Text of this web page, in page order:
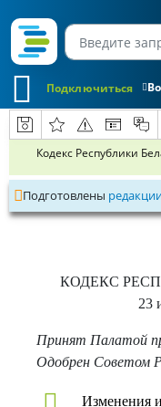
Подключиться
Кодекс Республики
Подготовлены
КОДЕКС
23
Принят Палатой
Одобрен Советом
Изменения